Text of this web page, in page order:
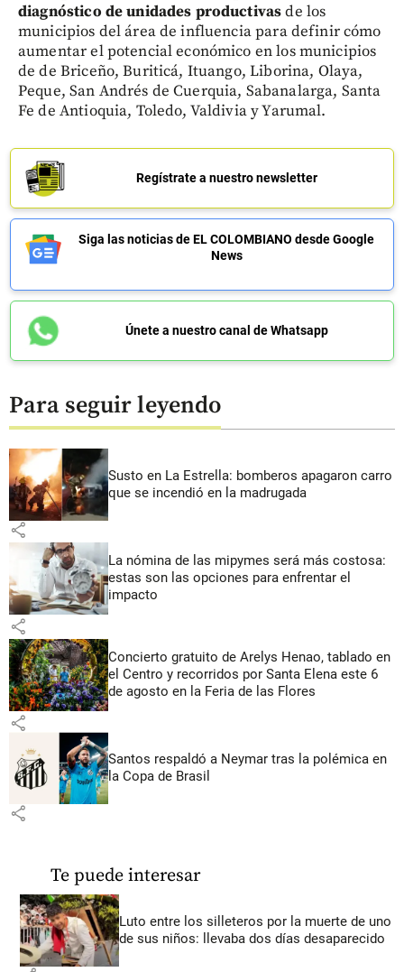
diagnóstico de unidades productivasde los
municipios del área de influencia para definir cómo
aumentar el potencial económico en los municipios
de de Briceño, Buriticá, Ituango, Liborina, Olaya,
Peque, San Andrés de Cuerquia, Sabanalarga, Santa
Fe de Antioquia, Toledo, Valdivia y Yarumal.
Regístrate a nuestro newsletter
Siga las noticias de EL COLOMBIANO desde Google
News
Únete a nuestro canal de Whatsapp
Para seguir leyendo
Susto en La Estrella: bomberos apagaron carro
que se incendió en la madrugada
share
La nómina de las mipymes será más costosa:
estas son las opciones para enfrentar el
impacto
share
Concierto gratuito de Arelys Henao, tablado en
el Centro y recorridos por Santa Elena este 6
de agosto en la Feria de las Flores
share
Santos respaldó a Neymar tras la polémica en
la Copa de Brasil
share
Te puede interesar
Luto entre los silleteros por la muerte de uno
de sus niños: llevaba dos días desaparecido